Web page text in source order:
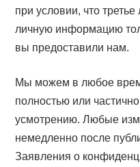
при условии, что
личную информацию
вы предоставили нам.
Мы можем в любое
полностью или
усмотрению. Любые
немедленно после
Заявления о